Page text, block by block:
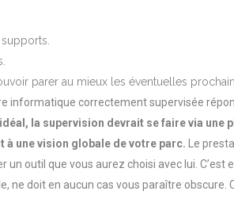
parer au mieux les éventuelles
informatique correctement supervisée
la supervision devrait se faire via une
à une vision globale de votre parc. Le
un outil que vous aurez choisi avec lui.
ne doit en aucun cas vous paraître obscure.